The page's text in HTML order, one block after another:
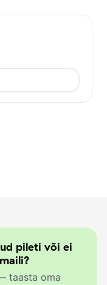
pileti või ei
taasta oma